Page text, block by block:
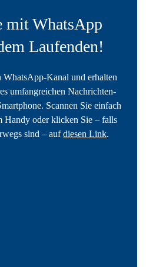
mit WhatsApp
Laufenden!
WhatsApp-Kanal und erhalten
umfangreichen Nachrichten-
Scannen Sie einfach
Handy oder klicken Sie – falls
sind – aufdiesen Link.